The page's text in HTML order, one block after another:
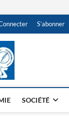
S’abonner
SOCIÉTÉ